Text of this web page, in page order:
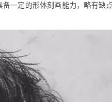
一定的形体刻画能力，略有缺